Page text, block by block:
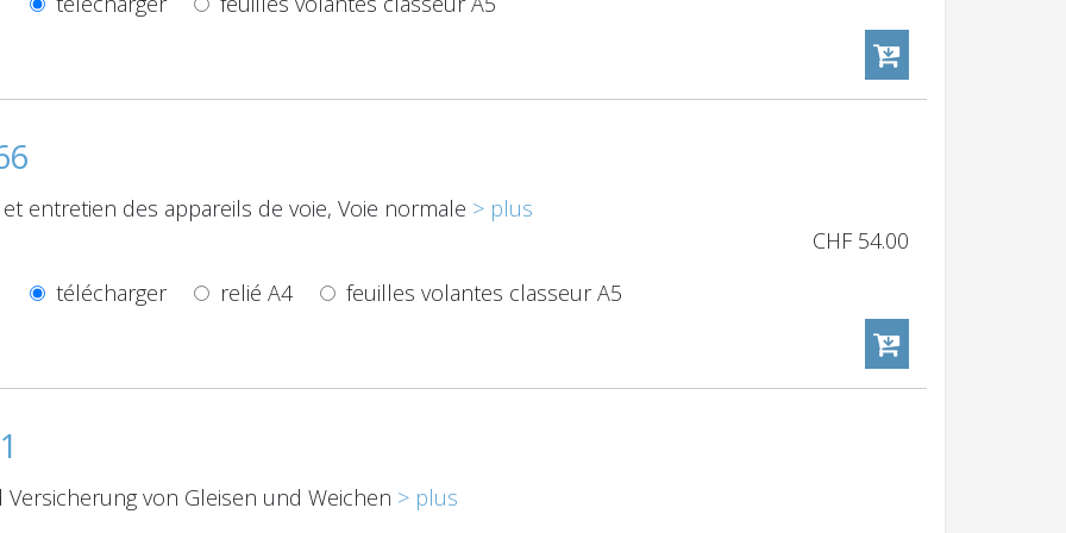
entretien des appareils de voie, Voie normale > plus
CHF 54.00
télécharger
relié A4 feuilles volantes classeur A5
von Gleisen und Weichen > plus